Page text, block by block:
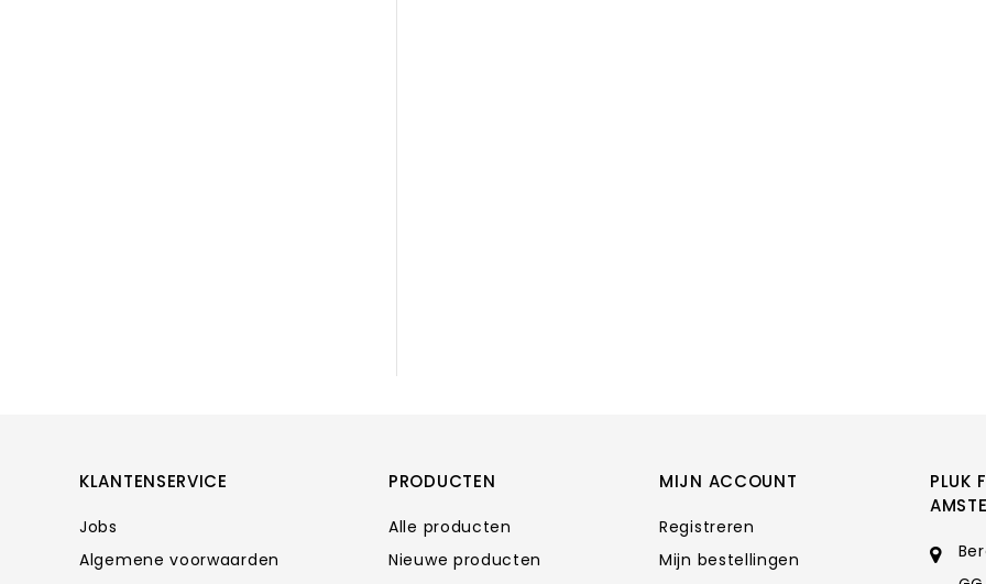
KLANTENSERVICE
Jobs
Algemene voorwaarden
PRODUCTEN
Alle producten
Nieuwe producten
MIJN ACCOUNT
Registreren
Mijn bestellingen
PLUK